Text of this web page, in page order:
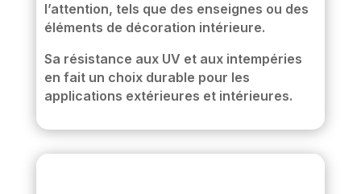
l’attention, tels que des enseignes ou des
éléments de décoration intérieure.
Sa résistance aux UV et aux intempéries
en fait un choix durable pour les
applications extérieures et intérieures.